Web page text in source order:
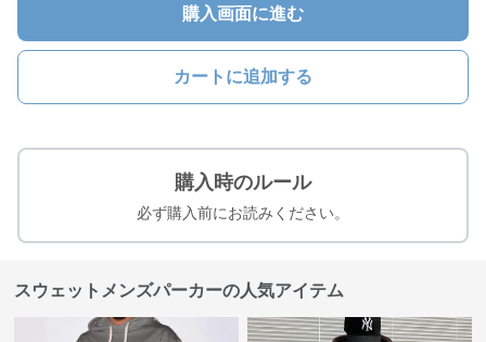
購入画面に進む
カートに追加する
購入時のルール
必ず購入前にお読みください。
スウェットメンズパーカーの人気アイテム